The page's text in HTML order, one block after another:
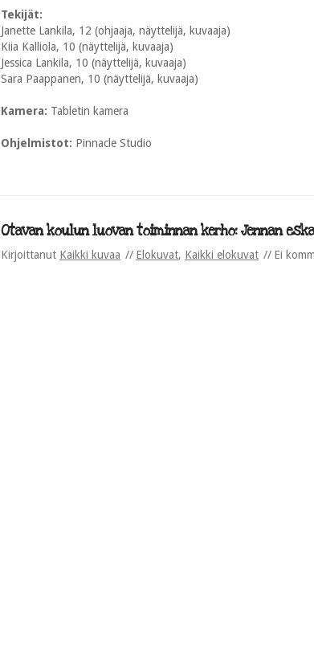
Tekijät:
Janette Lankila, 12 (ohjaaja, näyttelijä, kuvaaja)
Kiia Kalliola, 10 (näyttelijä, kuvaaja)
Jessica Lankila, 10 (näyttelijä, kuvaaja)
Sara Paappanen, 10 (näyttelijä, kuvaaja)
Kamera: Tabletin kamera
Ohjelmistot: Pinnacle Studio
Otavan koulun luovan toiminnan kerho: Jennan
Kirjoittanut Kaikki kuvaa Elokuvat, Kaikki elokuvat Ei